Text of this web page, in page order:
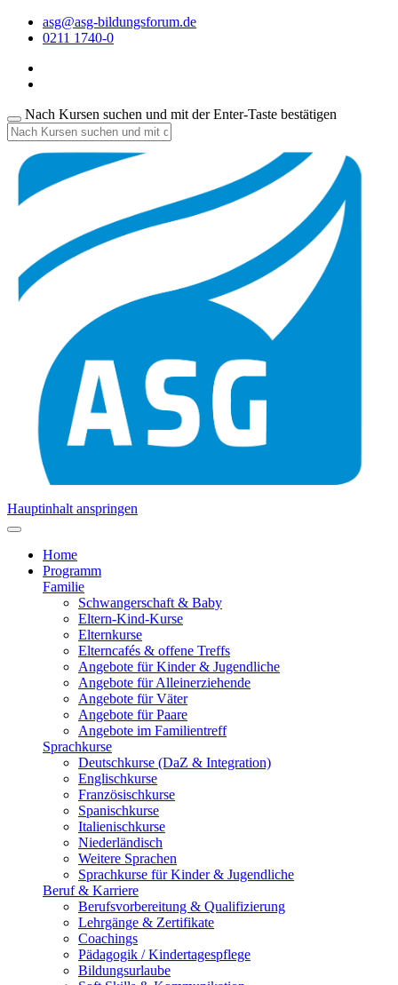
asg@asg-bildungsforum.de
0211 1740-0
Nach Kursen suchen und mit der Enter-Taste bestätigen
Hauptinhalt anspringen
Home
Programm
Familie
Schwangerschaft & Baby
Eltern-Kind-Kurse
Elternkurse
Elterncafés & offene Treffs
Angebote für Kinder & Jugendliche
Angebote für Alleinerziehende
Angebote für Väter
Angebote für Paare
Angebote im Familientreff
Sprachkurse
Deutschkurse (DaZ & Integration)
Englischkurse
Französischkurse
Spanischkurse
Italienischkurse
Niederländisch
Weitere Sprachen
Sprachkurse für Kinder & Jugendliche
Beruf & Karriere
Berufsvorbereitung & Qualifizierung
Lehrgänge & Zertifikate
Coachings
Pädagogik / Kindertagespflege
Bildungsurlaube